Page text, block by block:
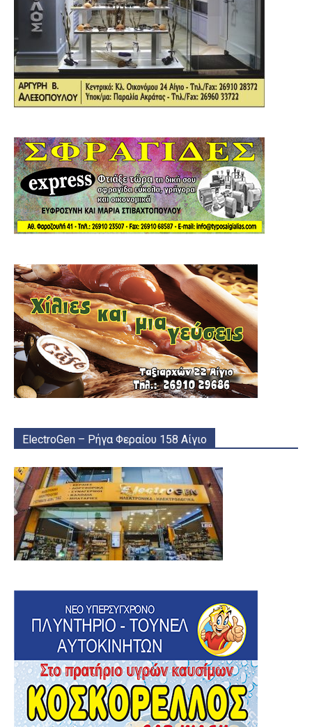
ElectroGen – Ρήγα Φεραίου 158 Αίγιο